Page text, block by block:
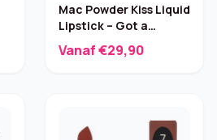
Mac Powder Kiss Liquid
Lipstick – Got a
Callback – 5 ml
Vanaf €29,90